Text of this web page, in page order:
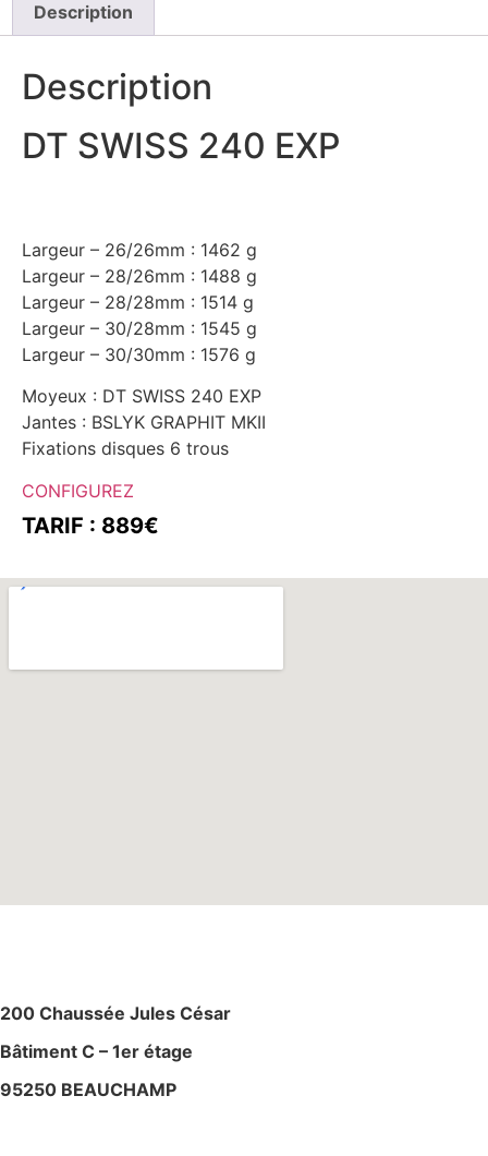
Description
Description
DT SWISS 240 EXP
Largeur – 26/26mm : 1462 g
Largeur – 28/26mm : 1488 g
Largeur – 28/28mm : 1514 g
Largeur – 30/28mm : 1545 g
Largeur – 30/30mm : 1576 g
Moyeux : DT SWISS 240 EXP
Jantes : BSLYK GRAPHIT MKII
Fixations disques 6 trous
CONFIGUREZ
TARIF : 889€
200 Chaussée Jules César
Bâtiment C – 1er étage
95250 BEAUCHAMP